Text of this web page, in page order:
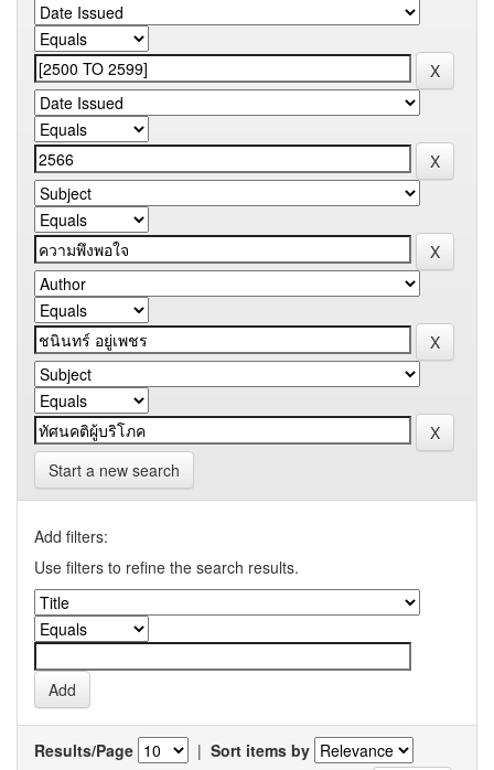
Start a new search
Add filters:
Use filters to refine the search results.
Results/Page | Sort items by